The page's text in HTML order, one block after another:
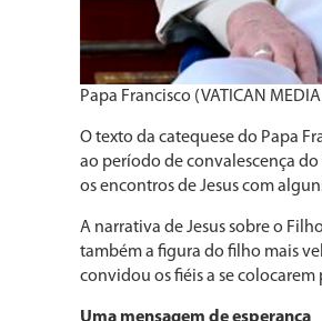
Papa Francisco (VATICAN
O texto da catequese do Papa
ao período de convalescença
os encontros de Jesus com
A narrativa de Jesus sobre o
também a figura do filho mais
convidou os fiéis a se colocarem
Uma mensagem de esperança